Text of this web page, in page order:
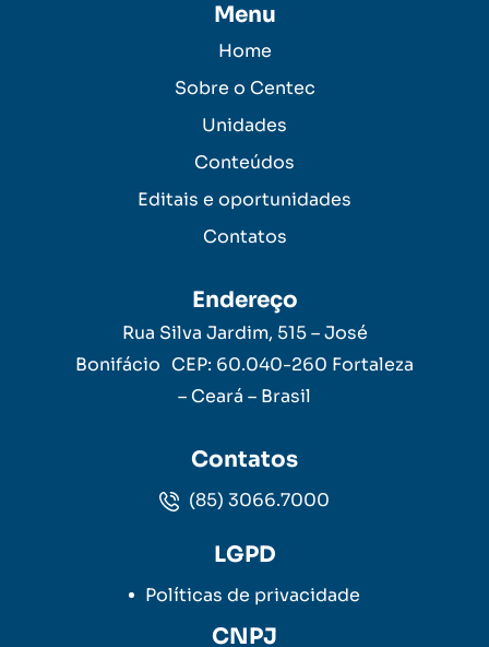
Menu
Home
Sobre o Centec
Unidades
Conteúdos
Editais e oportunidades
Contatos
Endereço
Rua Silva Jardim, 515 – José
Bonifácio CEP: 60.040-260 Fortaleza
– Ceará – Brasil
Contatos
(85) 3066.7000
LGPD
Políticas de privacidade
CNPJ